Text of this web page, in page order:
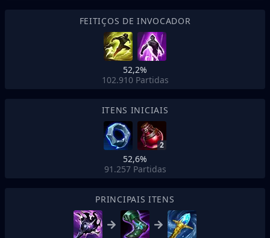
FEITIÇOS DE INVOCADOR
52,2%
102.910 Partidas
ITENS INICIAIS
2
52,6%
91.257 Partidas
PRINCIPAIS ITENS